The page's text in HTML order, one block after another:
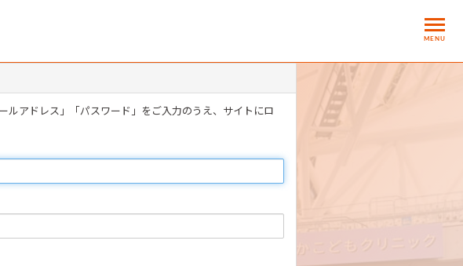
MENU
アドレス」「パスワード」をご入力のうえ、サイトにロ